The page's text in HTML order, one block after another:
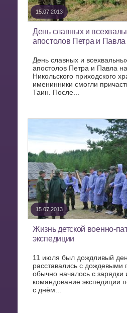
15.07.2013
День славных и
апостолов Петра и Павла
День славных и
апостолов Петра и Павла
Никольского приходского
именинники смогли
Таин. После...
15.07.2013
Жизнь детской военно-
экспедиции
11 июля был дождливый
расставались с
обычно началось с зарядки
командование экспедиции
с днём...